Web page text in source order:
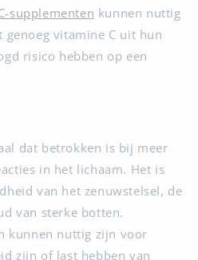
supplementen kunnen nuttig
vitamine C uit hun
risico hebben op een
dat betrokken is bij meer
in het lichaam. Het is
van het zenuwstelsel, de
van sterke botten.
kunnen nuttig zijn voor
zijn of last hebben van